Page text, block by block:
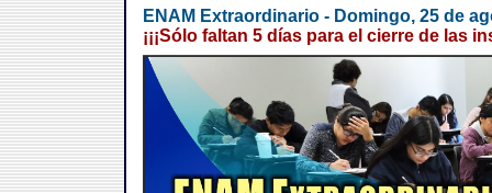
ENAM Extraordinario - Domingo, 25 de
¡¡¡Sólo faltan 5 días para el cierre de las